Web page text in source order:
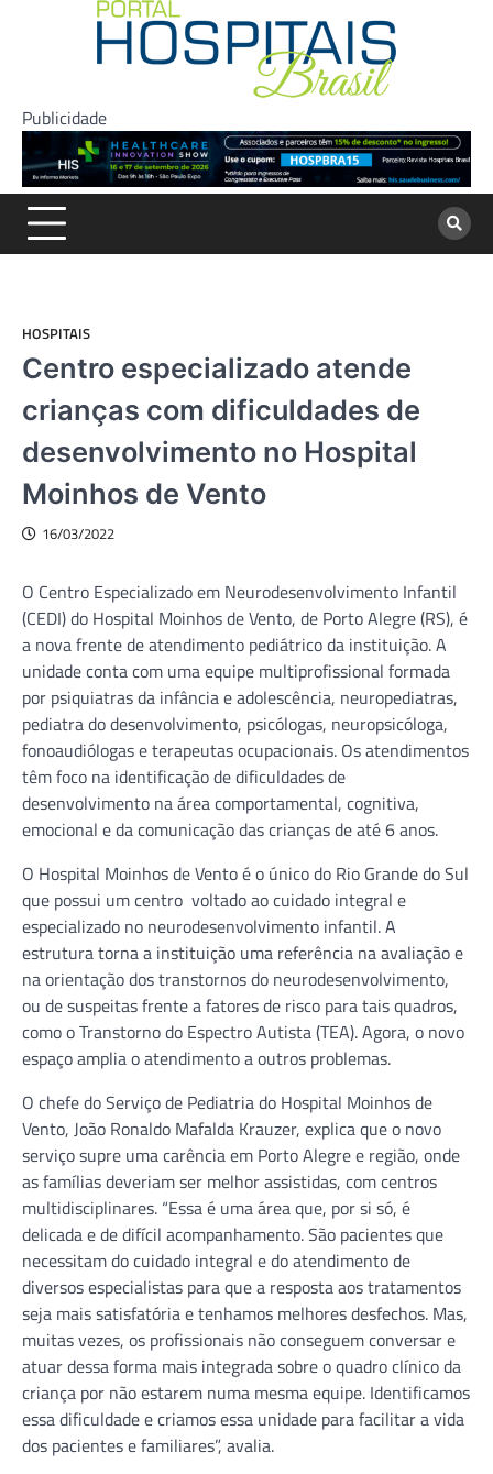
Publicidade
HOSPITAIS
Centro especializado atende
crianças com dificuldades de
desenvolvimento no Hospital
Moinhos de Vento
16/03/2022
O Centro Especializado em Neurodesenvolvimento Infantil
(CEDI) do Hospital Moinhos de Vento, de Porto Alegre (RS), é
a nova frente de atendimento pediátrico da instituição. A
unidade conta com uma equipe multiprofissional formada
por psiquiatras da infância e adolescência, neuropediatras,
pediatra do desenvolvimento, psicólogas, neuropsicóloga,
fonoaudiólogas e terapeutas ocupacionais. Os atendimentos
têm foco na identificação de dificuldades de
desenvolvimento na área comportamental, cognitiva,
emocional e da comunicação das crianças de até 6 anos.
O Hospital Moinhos de Vento é o único do Rio Grande do Sul
que possui um centro voltado ao cuidado integral e
especializado no neurodesenvolvimento infantil. A
estrutura torna a instituição uma referência na avaliação e
na orientação dos transtornos do neurodesenvolvimento,
ou de suspeitas frente a fatores de risco para tais quadros,
como o Transtorno do Espectro Autista (TEA). Agora, o novo
espaço amplia o atendimento a outros problemas.
O chefe do Serviço de Pediatria do Hospital Moinhos de
Vento, João Ronaldo Mafalda Krauzer, explica que o novo
serviço supre uma carência em Porto Alegre e região, onde
as famílias deveriam ser melhor assistidas, com centros
multidisciplinares. “Essa é uma área que, por si só, é
delicada e de difícil acompanhamento. São pacientes que
necessitam do cuidado integral e do atendimento de
diversos especialistas para que a resposta aos tratamentos
seja mais satisfatória e tenhamos melhores desfechos. Mas,
muitas vezes, os profissionais não conseguem conversar e
atuar dessa forma mais integrada sobre o quadro clínico da
criança por não estarem numa mesma equipe. Identificamos
essa dificuldade e criamos essa unidade para facilitar a vida
dos pacientes e familiares”, avalia.